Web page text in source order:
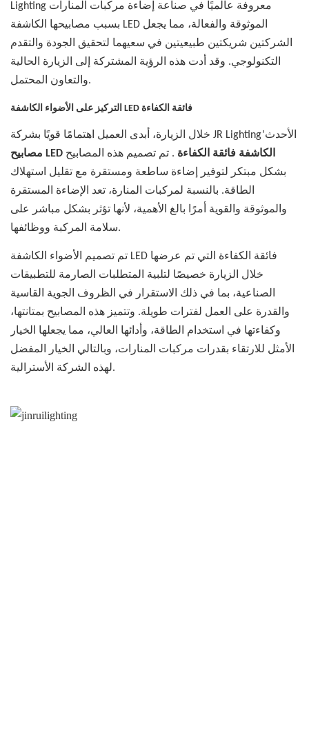
Lighting معروفة عالميًا في صناعة إضاءة مركبات المنارات
بسبب مصابيحها الكاشفة LED الموثوقة والفعالة، مما يجعل
الشركتين شريكتين طبيعيتين في سعيهما لتحقيق الجودة والتقدم
التكنولوجي. وقد أدت هذه الرؤية المشتركة إلى الزيارة الحالية
والتعاون المحتمل.
التركيز على الأضواء الكاشفة LED فائقة الكفاءة
خلال الزيارة، أبدى العميل اهتمامًا قويًا بشركة JR Lighting’الأحدث
مصابيح LED الكاشفة فائقة الكفاءة . تم تصميم هذه المصابيح
بشكل مبتكر لتوفير إضاءة ساطعة ومستقرة مع تقليل استهلاك
الطاقة. بالنسبة لمركبات المنارة، تعد الإضاءة المستقرة
والموثوقة والقوية أمرًا بالغ الأهمية، لأنها تؤثر بشكل مباشر على
سلامة المركبة ووظائفها.
تم تصميم الأضواء الكاشفة LED فائقة الكفاءة التي تم عرضها
خلال الزيارة خصيصًا لتلبية المتطلبات الصارمة للتطبيقات
الصناعية، بما في ذلك الاستقرار في الظروف الجوية القاسية
والقدرة على العمل لفترات طويلة. وتتميز هذه المصابيح بمتانتها،
وكفاءتها في استخدام الطاقة، وأدائها العالي، مما يجعلها الخيار
الأمثل للارتقاء بقدرات مركبات المنارات، وبالتالي الخيار المفضل
لهذه الشركة الأسترالية.